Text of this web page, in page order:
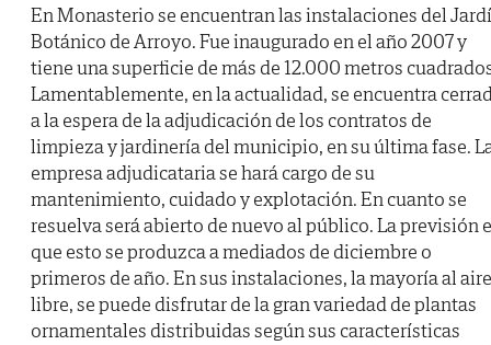
En Monasterio se encuentran las instalaciones del
Botánico de Arroyo. Fue inaugurado en el año 2007 y
tiene una superficie de más de 12.000 metros
Lamentablemente, en la actualidad, se encuentra
a la espera de la adjudicación de los contratos de
limpieza y jardinería del municipio, en su última fase.
empresa adjudicataria se hará cargo de su
mantenimiento, cuidado y explotación. En cuanto se
resuelva será abierto de nuevo al público. La previsión
que esto se produzca a mediados de diciembre o
primeros de año. En sus instalaciones, la mayoría al aire
libre, se puede disfrutar de la gran variedad de plantas
ornamentales distribuidas según sus características